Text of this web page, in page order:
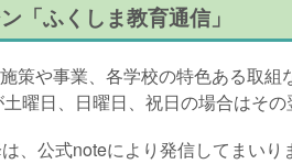
「ふくしま教育通信」
策や事業、各学校の特色ある取
曜日、日曜日、祝日の場合はその
、公式noteにより発信してまいり